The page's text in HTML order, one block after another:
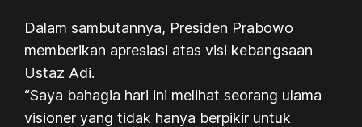
Dalam sambutannya, Presiden Prabowo
memberikan apresiasi atas visi kebangsaan
Ustaz Adi.
“Saya bahagia hari ini melihat seorang ulama
visioner yang tidak hanya berpikir untuk